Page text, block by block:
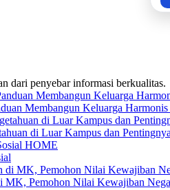
dari penyebar informasi berkualitas.
Membangun Keluarga
di Luar Kampus dan
HOME
MK, Pemohon Nilai Kewajiban